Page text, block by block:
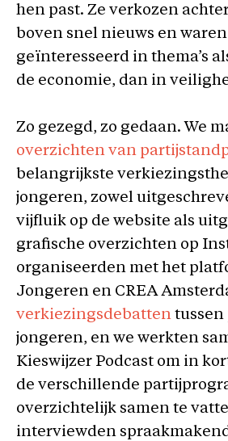
hen past. Ze verkozen
boven snel nieuws en
geïnteresseerd in thema’s
de economie, dan in
Zo gezegd, zo gedaan. We
overzichten van
belangrijkste
jongeren, zowel
vijfluik op de website als
grafische overzichten op
organiseerden met het
Jongeren en CREA
verkiezingsdebatten
jongeren, en we werkten
Kieswijzer Podcast om in
de verschillende
overzichtelijk samen te
interviewden